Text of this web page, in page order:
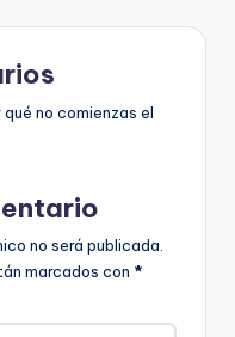
no comienzas el
no será publicada.
marcados con *